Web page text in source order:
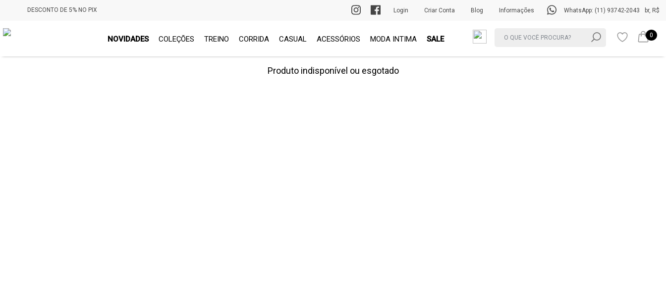
DESCONTO DE 5% NO PIX PRIMEIRA TROCA GRÁTIS br, R$
WhatsApp: (11) 93742-2043
Informações
Blog
Criar Conta
Login
NOVIDADES COLEÇÕES TREINO CORRIDA CASUAL ACESSÓRIOS MODA INTIMA SALE 0
Produto indisponível ou esgotado